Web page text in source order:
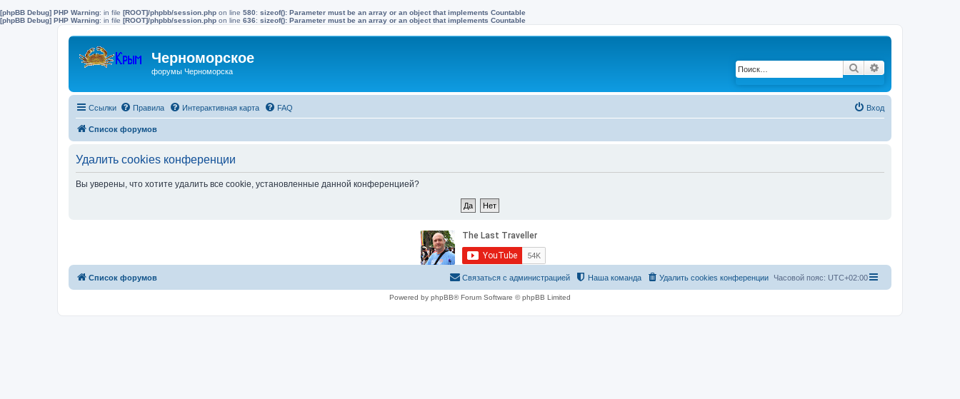
[phpBB Debug] PHP Warning: in file [ROOT]/phpbb/session.php on line 580: sizeof(): Parameter must be an array or an object that implements Countable
[phpBB Debug] PHP Warning: in file [ROOT]/phpbb/session.php on line 636: sizeof(): Parameter must be an array or an object that implements Countable
Черноморское
форумы Черноморска Поиск
Ссылки Правила Интерактивная карта FAQ Вход
Список форумов
Удалить cookies конференции
Вы уверены, что хотите удалить все cookie, установленные данной конференцией?
Список форумов Часовой пояс: UTC+02:00
Удалить cookies конференции
Наша команда
Связаться с администрацией
Powered by phpBB® Forum Software © phpBB Limited